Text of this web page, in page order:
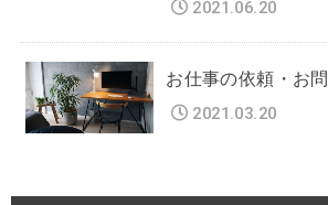
2021.06.20
お仕事の依頼・お
2021.03.20